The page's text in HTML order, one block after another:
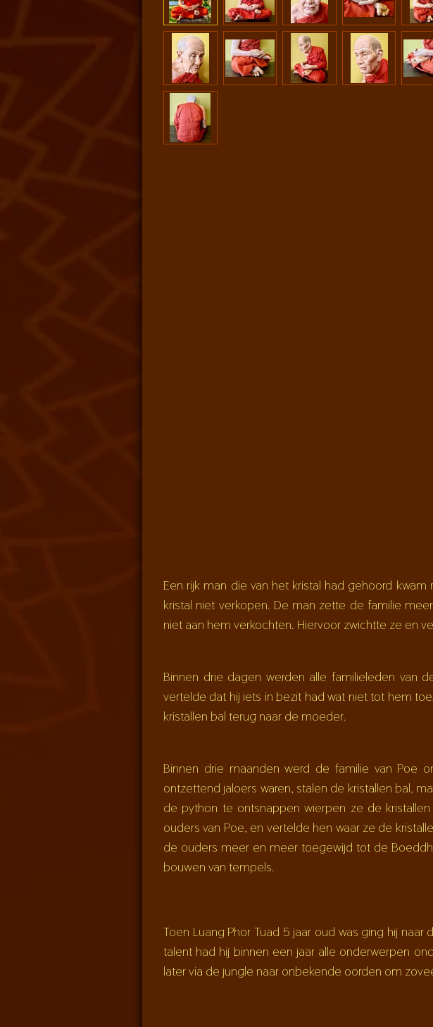
Een rijk man die van het kristal had gehoord
kristal niet verkopen. De man zette de familie
niet aan hem verkochten. Hiervoor zwichtte ze en
Binnen drie dagen werden alle familieleden van
vertelde dat hij iets in bezit had wat niet tot hem
kristallen bal terug naar de moeder.
Binnen drie maanden werd de familie van Poe
ontzettend jaloers waren, stalen de kristallen bal,
de python te ontsnappen wierpen ze de
ouders van Poe, en vertelde hen waar ze de
de ouders meer en meer toegewijd tot de
bouwen van tempels.
Toen Luang Phor Tuad 5 jaar oud was ging hij
talent had hij binnen een jaar alle onderwerpen
later via de jungle naar onbekende oorden om